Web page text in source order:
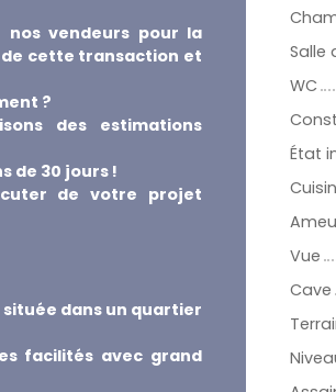
nos vendeurs pour la
cette transaction et
?
des estimations
de 30 jours !
de votre projet
dans un quartier
facilités avec grand
Salle
WC
État
Vue
Cave